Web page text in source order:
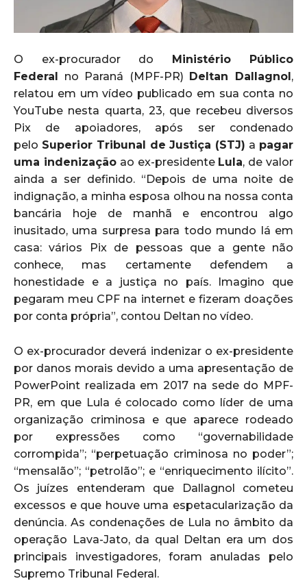
O ex-procurador do Ministério Público
Federal no Paraná (MPF-PR) Deltan Dallagnol,
relatou em um vídeo publicado em sua conta no
YouTube nesta quarta, 23, que recebeu diversos
Pix de apoiadores, após ser condenado
pelo Superior Tribunal de Justiça (STJ) a pagar
uma indenizaçãoao ex-presidente Lula, de valor
ainda a ser definido. “Depois de uma noite de
indignação, a minha esposa olhou na nossa conta
bancária hoje de manhã e encontrou algo
inusitado, uma surpresa para todo mundo lá em
casa: vários Pix de pessoas que a gente não
conhece, mas certamente defendem a
honestidade e a justiça no país. Imagino que
pegaram meu CPF na internet e fizeram doações
por conta própria”, contou Deltan no vídeo.
O ex-procurador deverá indenizar o ex-presidente
por danos morais devido a uma apresentação de
PowerPoint realizada em 2017 na sede do MPF-
PR, em que Lula é colocado como líder de uma
organização criminosa e que aparece rodeado
por expressões como “governabilidade
corrompida”; “perpetuação criminosa no poder”;
“mensalão”; “petrolão”; e “enriquecimento ilícito”.
Os juízes entenderam que Dallagnol cometeu
excessos e que houve uma espetacularização da
denúncia. As condenações de Lula no âmbito da
operação Lava-Jato, da qual Deltan era um dos
principais investigadores, foram anuladas pelo
Supremo Tribunal Federal.